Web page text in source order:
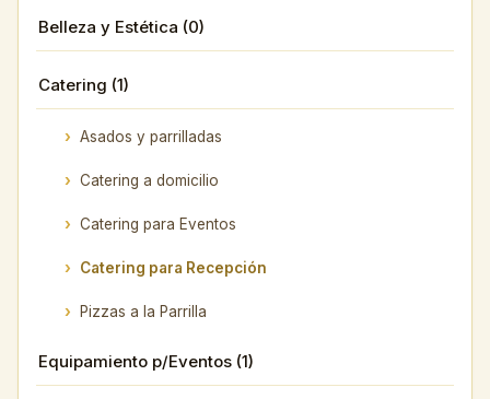
Belleza y Estética (0)
Catering (1)
Asados y parrilladas
Catering a domicilio
Catering para Eventos
Catering para Recepción
Pizzas a la Parrilla
Equipamiento p/Eventos (1)